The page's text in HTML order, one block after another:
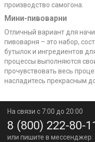
производство самогона.
Мини-пивоварни
Отличный вариант для
пивоварня – это набор,
бутылок и ингредиентов
процессы выполняются
прочувствовать весь
насладитесь прекрасным
На связи с 7:00 до 20:00
8 (800) 222-80-
или пишите в мессенджер: